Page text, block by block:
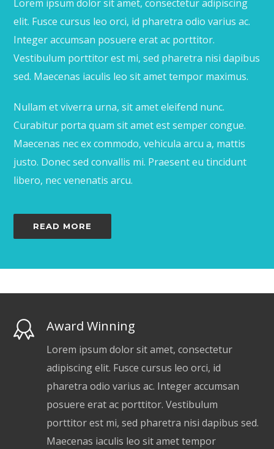
Lorem ipsum dolor sit amet, consectetur adipiscing
elit. Fusce cursus leo orci, id pharetra odio varius ac.
Integer accumsan posuere erat ac porttitor.
Vestibulum porttitor est mi, sed pharetra nisi dapibus
sed. Maecenas iaculis leo sit amet tempor maximus.
Nullam et viverra urna, sit amet eleifend nunc.
Curabitur porta quam sit amet est semper congue.
Maecenas nec ex commodo, vehicula arcu a, mattis
justo. Donec sed convallis mi. Praesent eu tincidunt
libero, nec venenatis arcu.
READ MORE
Award Winning
Lorem ipsum dolor sit amet, consectetur
adipiscing elit. Fusce cursus leo orci, id
pharetra odio varius ac. Integer accumsan
posuere erat ac porttitor. Vestibulum
porttitor est mi, sed pharetra nisi dapibus sed.
Maecenas iaculis leo sit amet tempor